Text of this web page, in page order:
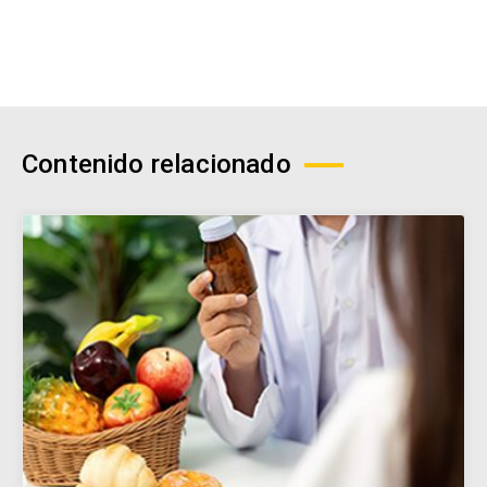
Contenido relacionado